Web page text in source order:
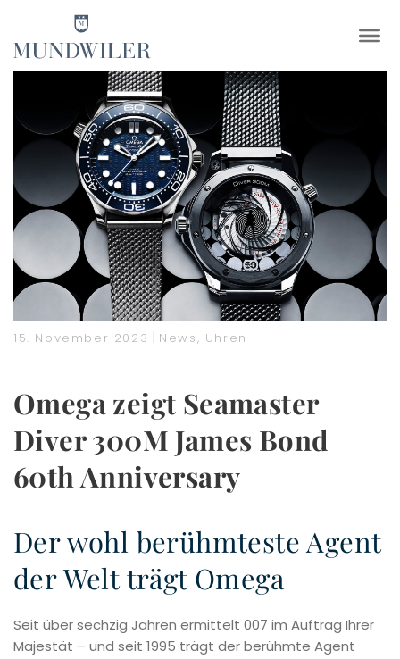
×
15. November 2023 | News, Uhren
Omega zeigt Seamaster
Diver 300M James Bond
60th Anniversary
Der wohl berühmteste Agent
der Welt trägt Omega
Seit über sechzig Jahren ermittelt 007 im Auftrag Ihrer
Majestät – und seit 1995 trägt der berühmte Agent